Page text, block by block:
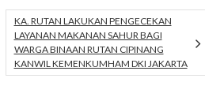
KA. RUTAN LAKUKAN PENGECEKAN
LAYANAN MAKANAN SAHUR BAGI
WARGA BINAAN RUTAN CIPINANG
KANWIL KEMENKUMHAM DKI JAKARTA